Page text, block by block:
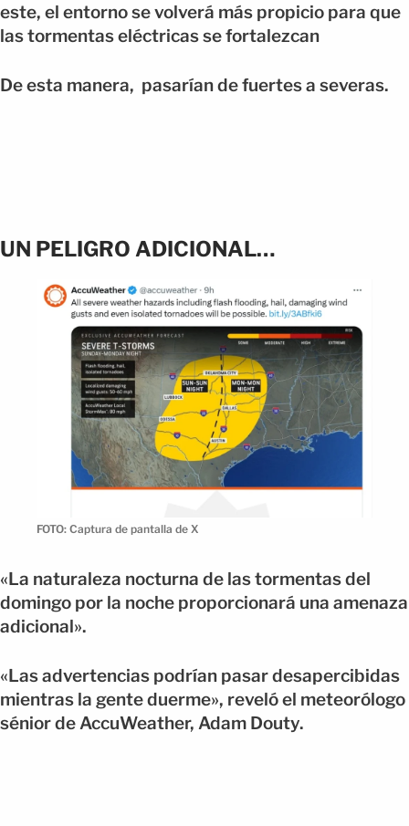
este, el entorno se volverá más propicio para que
las tormentas eléctricas se fortalezcan
De esta manera, pasarían de fuertes a severas.
UN PELIGRO ADICIONAL…
FOTO: Captura de pantalla de X
«La naturaleza nocturna de las tormentas del
domingo por la noche proporcionará una amenaza
adicional».
«Las advertencias podrían pasar desapercibidas
mientras la gente duerme», reveló el meteorólogo
sénior de AccuWeather, Adam Douty.